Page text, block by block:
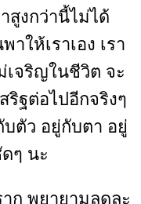
สูงกว่านี้ไม่ได้
ให้เราเอง เรา
เจริญในชีวิต จะ
ริฐต่อไปอีกจริงๆ
ตัว อยู่กับตา อยู่
ๆ นะ
ก พยายามลดละ